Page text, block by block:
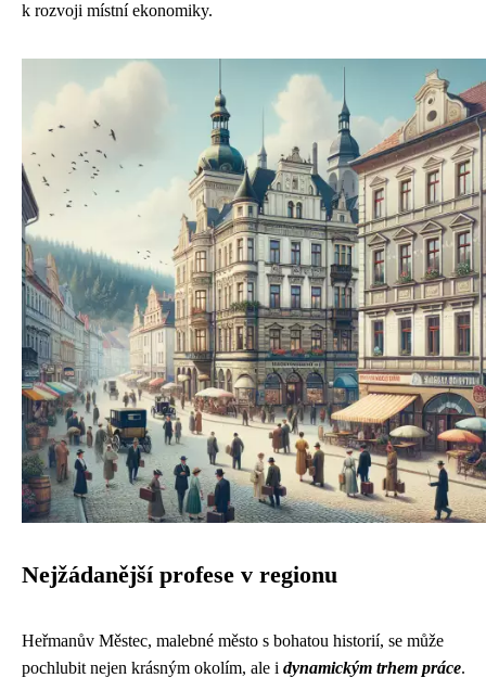
k rozvoji místní ekonomiky.
Nejžádanější profese v regionu
Heřmanův Městec, malebné město s bohatou historií, se může
pochlubit nejen krásným okolím, ale i dynamickým trhem práce.